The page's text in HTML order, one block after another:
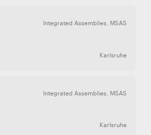
Integrated Assemblies MSAS
Karlsruhe
Integrated Assemblies MSAS
Karlsruhe